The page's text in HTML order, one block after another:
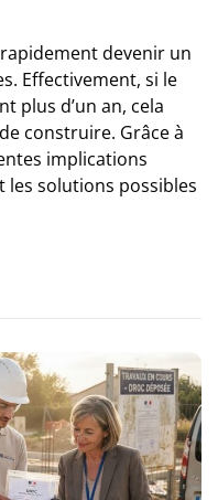
devenir un
Effectivement, si le
plus d’un an, cela
construire. Grâce à
implications
les solutions possibles